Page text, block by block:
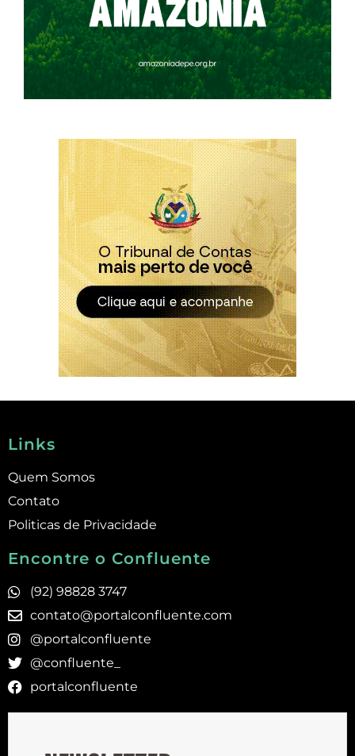
Links
Quem Somos
Contato
Politicas de Privacidade
Encontre o Confluente
(92) 98828 3747
contato@portalconfluente.com
@portalconfluente
@confluente_
portalconfluente